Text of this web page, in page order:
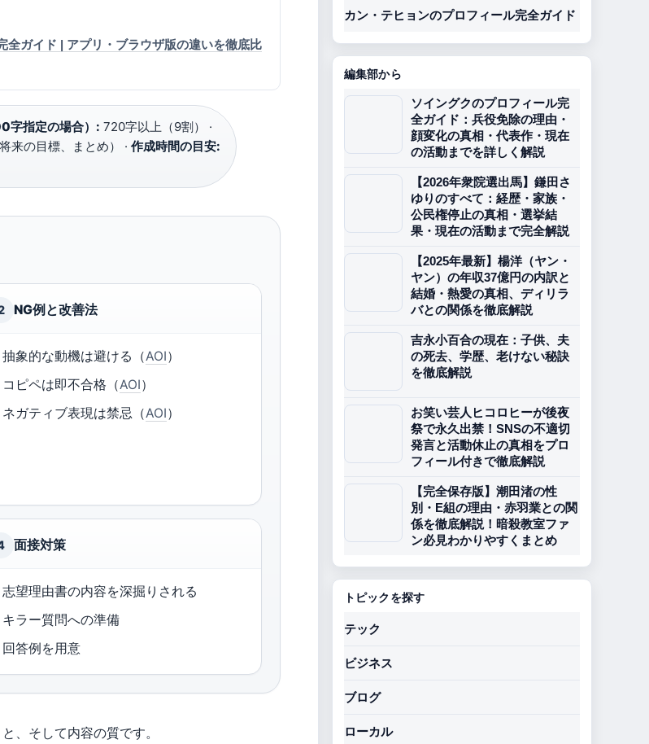
ガイド | アプリ・ブラウザ版の違いを徹底比
字指定の場合）: 720字以上（9割） ·
来の目標、まとめ） · 作成時間の目安:
NG例と改善法
抽象的な動機は避ける（AOI）
コピペは即不合格（AOI）
ネガティブ表現は禁忌（AOI）
面接対策
志望理由書の内容を深掘りされる
キラー質問への準備
回答例を用意
、そして内容の質です。
カン・テヒョンのプロフィール完全ガイド
編集部から
ソイングクのプロフィール完
全ガイド：兵役免除の理由・
顔変化の真相・代表作・現在
の活動までを詳しく解説
【2026年衆院選出馬】鎌田さ
ゆりのすべて：経歴・家族・
公民権停止の真相・選挙結
果・現在の活動まで完全解説
【2025年最新】楊洋（ヤン・
ヤン）の年収37億円の内訳と
結婚・熱愛の真相、ディリラ
バとの関係を徹底解説
吉永小百合の現在：子供、夫
の死去、学歴、老けない秘訣
を徹底解説
お笑い芸人ヒコロヒーが後夜
祭で永久出禁！SNSの不適切
発言と活動休止の真相をプロ
フィール付きで徹底解説
【完全保存版】潮田渚の性
別・E組の理由・赤羽業との関
係を徹底解説！暗殺教室ファ
ン必見わかりやすくまとめ
トピックを探す
テック
ビジネス
ブログ
ローカル